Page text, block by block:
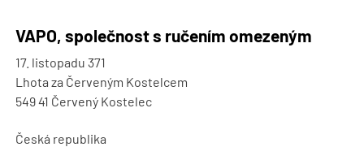
VAPO, společnost s ručením omezeným
17. listopadu 371
Lhota za Červeným Kostelcem
549 41 Červený Kostelec
Česká republika